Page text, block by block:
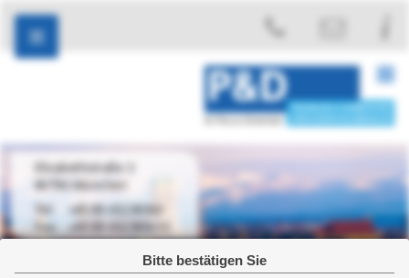
Bitte bestätigen Sie
Elisabethstraße 3
80796 München
+49 89 45238560
+49 89 452385610